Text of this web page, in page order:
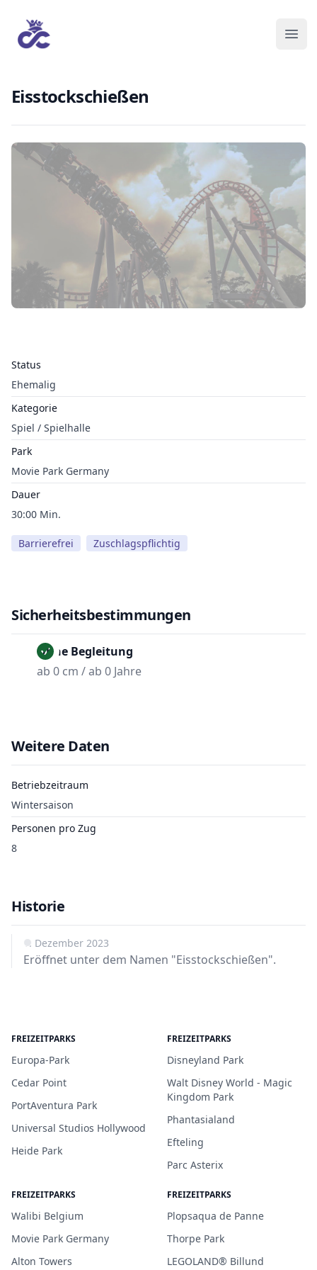
Eisstockschießen
Status
Ehemalig
Kategorie
Spiel / Spielhalle
Park
Movie Park Germany
Dauer
30:00 Min.
Barrierefrei Zuschlagspflichtig
Sicherheitsbestimmungen
Ohne Begleitung
ab 0 cm / ab 0 Jahre
Weitere Daten
Betriebzeitraum
Wintersaison
Personen pro Zug
8
Historie
1. Dezember 2023
Eröffnet unter dem Namen "Eisstockschießen".
FREIZEITPARKS
Europa-Park
Cedar Point
PortAventura Park
Universal Studios Hollywood
Heide Park
FREIZEITPARKS
Disneyland Park
Walt Disney World - Magic
Kingdom Park
Phantasialand
Efteling
Parc Asterix
FREIZEITPARKS
Walibi Belgium
Movie Park Germany
Alton Towers
FREIZEITPARKS
Plopsaqua de Panne
Thorpe Park
LEGOLAND® Billund